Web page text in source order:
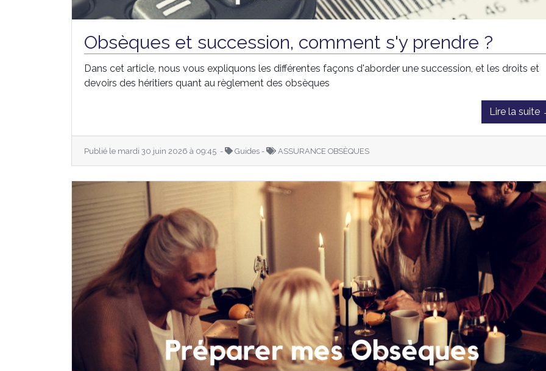
Obsèques et succession, comment s'y prendre ?
Dans cet article, nous vous expliquons les différentes façons d'aborder une succession, et les droits et
devoirs des héritiers quant au règlement des obsèques
Lire la suite
Publié le mardi 30 juin 2026 à 09:45 - Guides - ASSURANCE OBSÈQUES